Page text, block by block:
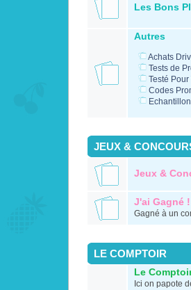
Les Bons
Autres
Achats
Tests de
Testé Pour
Codes
JEUX &
Jeux &
J'ai Gagné !
Gagné à un
LE COMPTOIR
Le
Ici on papote